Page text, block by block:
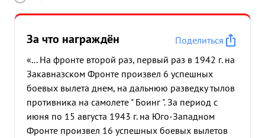
За что награждён
Поделиться
«... На фронте второй раз, первый раз в 1942 г. на
Закавназском Фронте произвел 6 успешных
боевых вылета днем, на дальнюю разведку тылов
противника на самолете " Боинг ". За период с
июня по 15 августа 1943 г. на Юго-Западном
Фронте произвел 16 успешных боевых вылетов